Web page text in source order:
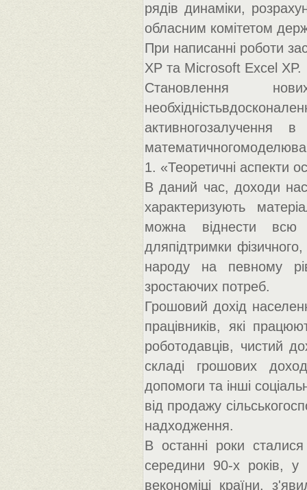
рядів динаміки,
обласним комітетом
При написанні роботи
XP та Microsoft Excel XP.
Становлення
активногозалучення
1. «Теоретичні аспекти
В даний час, доходи
характеризують
можна віднести всю
дляпідтримки
народу на певному
зростаючих потреб.
Грошовий дохід
працівників, які
роботодавців, чистий
складі грошових
допомоги та інші
від продажу
надходження.
В останні роки
середини 90-х років, у
векономіці країни,